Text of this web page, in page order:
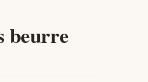
beurre